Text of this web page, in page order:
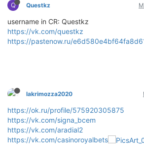
Q Questkz
username in CR: Questkz
https://vk.com/questkz
https://pastenow.ru/
lakrimozza2020
https://ok.ru/profile/575920305875
https://vk.com/signa_bcem
https://vk.com/aradial2
https://vk.com/casinoroyalbets